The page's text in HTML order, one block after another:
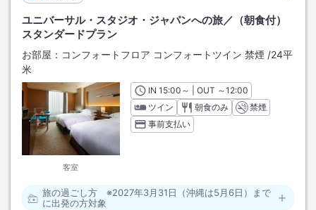
ユニバーサル・スタジオ・ジャパンへの旅／（朝食付）
スタンダードプラン
お部屋： コンフォートフロア コンフォートツイン 禁煙 /24平
米
客室
INチェックイン
15:00 ～ | OUT チェックアウト
～12:00
ツイン
朝食のみ
禁煙
事前支払い
旅の過ごし方 ※2027年3月31日（沖縄は5月6日）まで
に出発の方対象